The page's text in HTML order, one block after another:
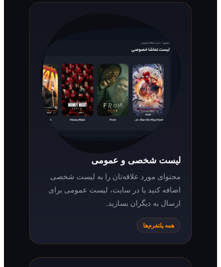
لیست شخصی و عمومی
محتوای مورد علاقه‌تان را به لیست شخصی
اضافه کنید یا در سایت، لیست عمومی برای
ارسال به دیگران بسازید.
همه پلتفرم‌ها